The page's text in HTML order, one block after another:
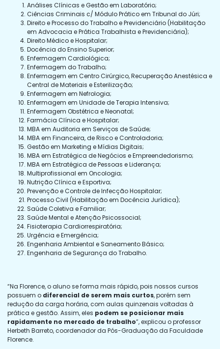
Análises Clínicas e Gestão em Laboratório;
Ciências Criminais c/ Módulo Prático em Tribunal do Júri;
Direito e Processo do Trabalho e Previdenciário (Habilitação
em Advocacia e Prática Trabalhista e Previdenciária);
Direito Médico e Hospitalar;
Docência do Ensino Superior;
Enfermagem Cardiológica;
Enfermagem do Trabalho;
Enfermagem em Centro Cirúrgico, Recuperação Anestésica e
Central de Materiais e Esterilização;
Enfermagem em Nefrologia;
Enfermagem em Unidade de Terapia Intensiva;
Enfermagem Obstétrica e Neonatal;
Farmácia Clínica e Hospitalar;
MBA em Auditoria em Serviços de Saúde;
MBA em Financeira, de Risco e Controladoria;
Gestão em Marketing e Mídias Digitais;
MBA em Estratégica de Negócios e Empreendedorismo;
MBA em Estratégica de Pessoas e Liderança;
Multiprofissional em Oncologia;
Nutrição Clínica e Esportiva;
Prevenção e Controle de Infecção Hospitalar;
Processo Civil (Habilitação em Docência Jurídica);
Saúde Coletiva e Familiar;
Saúde Mental e Atenção Psicossocial;
Fisioterapia Cardiorrespiratória;
Urgência e Emergência;
Engenharia Ambiental e Saneamento Básico;
Engenharia de Segurança do Trabalho.
“Na Florence, o aluno se forma mais rápido, pois nossos cursos
possuem o diferencial de serem mais curtos, porém sem
redução da carga horária, com aulas quinzenais voltadas à
prática e gestão. Assim, eles podem se posicionar mais
rapidamente no mercado de trabalho”, explicou o professor
Herbeth Barreto, coordenador da Pós-Graduação da Faculdade
Florence.